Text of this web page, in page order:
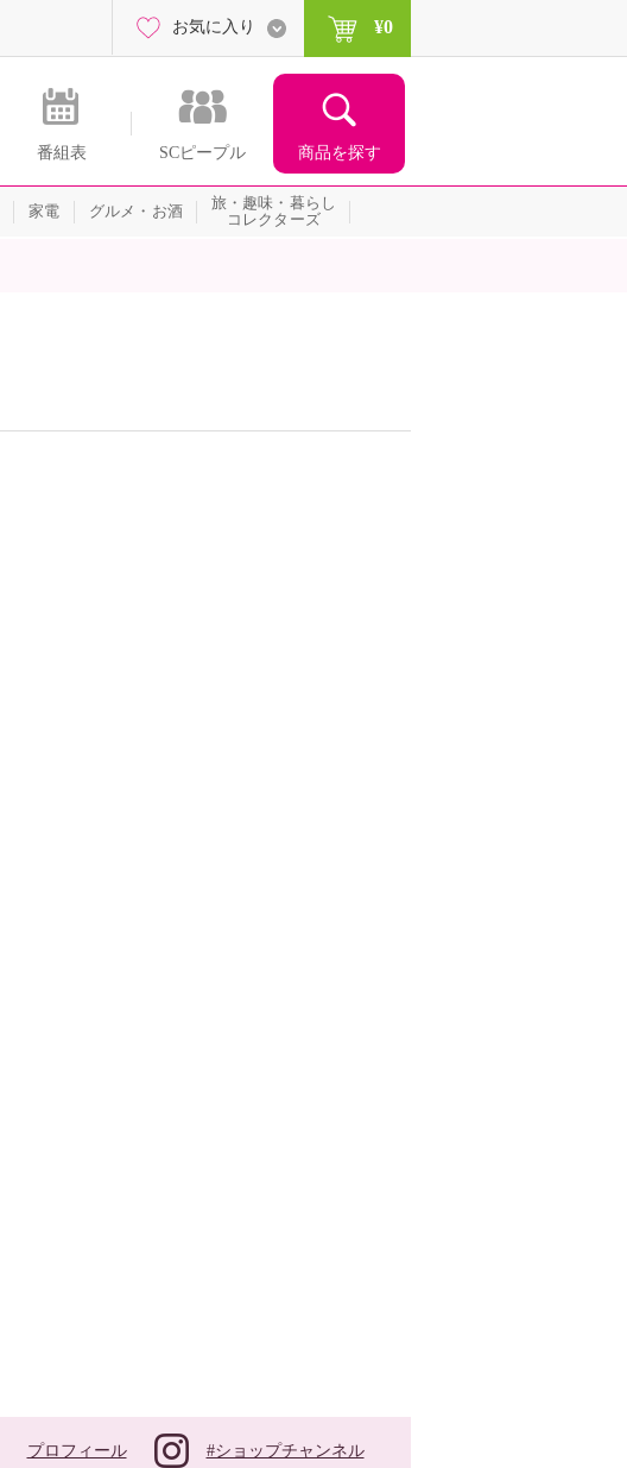
番組表 SCピープル 商品を探す
お気に入り ¥0
家電 グルメ・お酒
旅・趣味・暮らし
コレクターズ
プロフィール #ショップチャンネル